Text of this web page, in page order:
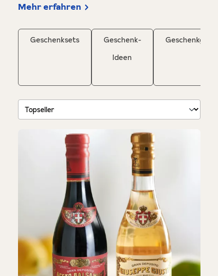
Mehr erfahren
Geschenksets
Geschenk-
Ideen